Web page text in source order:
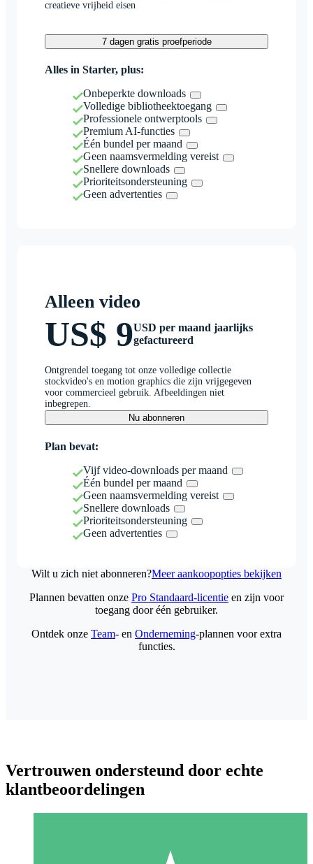
creatieve vrijheid eisen
7 dagen gratis proefperiode
Alles in Starter, plus:
Onbeperkte downloads
Volledige bibliotheektoegang
Professionele ontwerptools
Premium AI-functies
Één bundel per maand
Geen naamsvermelding vereist
Snellere downloads
Prioriteitsondersteuning
Geen advertenties
Alleen video
US$ 9USD per maand jaarlijks
gefactureerd
Ontgrendel toegang tot onze volledige collectie
stockvideo's en motion graphics die zijn vrijgegeven
voor commercieel gebruik. Afbeeldingen niet
inbegrepen.
Nu abonneren
Plan bevat:
Vijf video-downloads per maand
Één bundel per maand
Geen naamsvermelding vereist
Snellere downloads
Prioriteitsondersteuning
Geen advertenties
Wilt u zich niet abonneren?Meer aankoopopties bekijken
Plannen bevatten onze Pro Standaard-licentie en zijn voor
toegang door één gebruiker.
Ontdek onze Team- en Onderneming-plannen voor extra
functies.
Vertrouwen ondersteund door echte
klantbeoordelingen